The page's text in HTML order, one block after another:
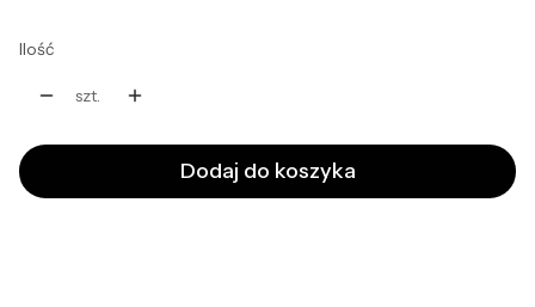
Ilość
szt.
Dodaj do koszyka